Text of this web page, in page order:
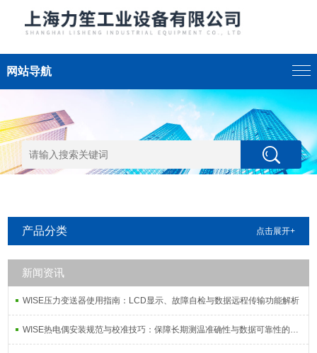
网站导航
产品分类 点击展开+
新闻资讯
WISE压力变送器使用指南：LCD显示、故障自检与数据远程传输功能解析
WISE热电偶安装规范与校准技巧：保障长期测温准确性与数据可靠性的系统方案